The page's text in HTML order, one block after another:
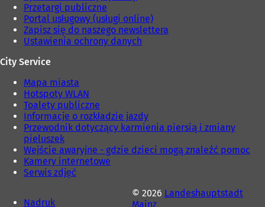
Przetargi publiczne
Portal usługowy (usługi online)
Zapisz się do naszego newslettera
Ustawienia ochrony danych
City Service
Mapa miasta
Hotspoty WLAN
Toalety publiczne
Informacje o rozkładzie jazdy
Przewodnik dotyczący karmienia piersią i zmiany
pieluszek
Wejście awaryjne - gdzie dzieci mogą znaleźć pomoc
Kamery internetowe
Serwis zdjęć
Nadruk
© 2026 Landeshauptstadt
Mainz